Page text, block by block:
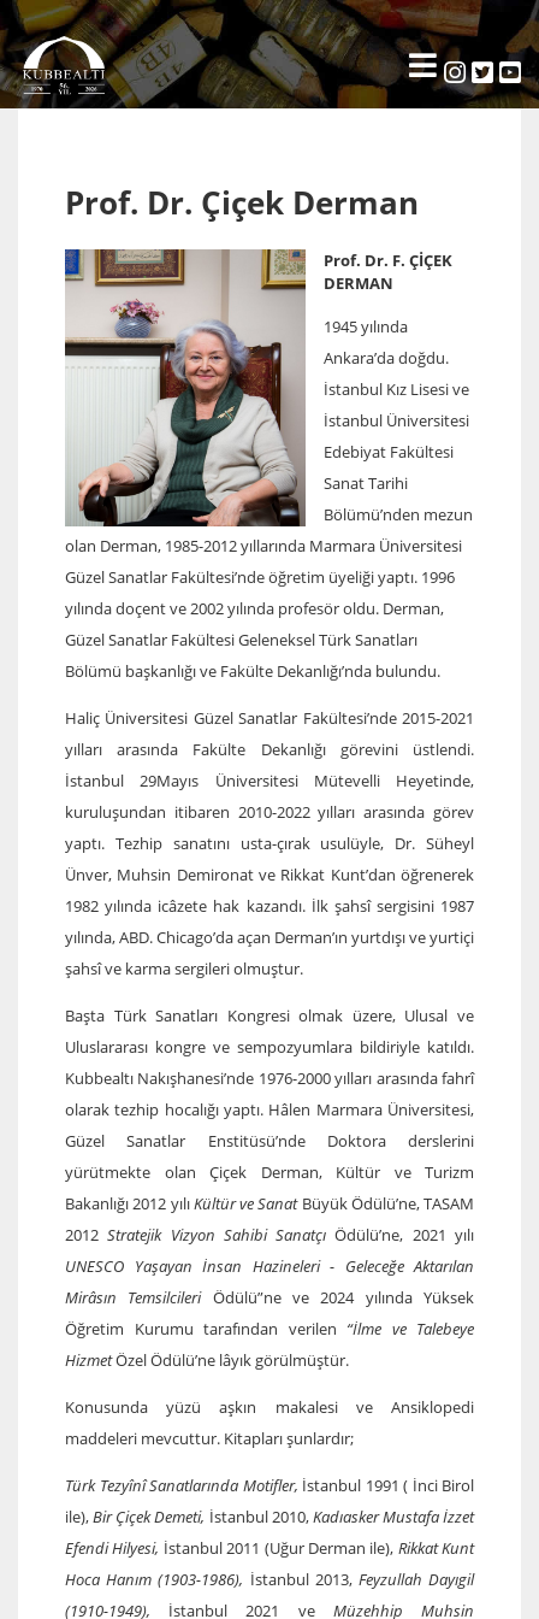
Prof. Dr. Çiçek Derman
Prof. Dr. F. ÇİÇEK
DERMAN
1945 yılında
Ankara’da doğdu.
İstanbul Kız Lisesi ve
İstanbul Üniversitesi
Edebiyat Fakültesi
Sanat Tarihi
Bölümü’nden mezun
olan Derman, 1985-2012 yıllarında Marmara Üniversitesi
Güzel Sanatlar Fakültesi’nde öğretim üyeliği yaptı. 1996
yılında doçent ve 2002 yılında profesör oldu. Derman,
Güzel Sanatlar Fakültesi Geleneksel Türk Sanatları
Bölümü başkanlığı ve Fakülte Dekanlığı’nda bulundu.
Haliç Üniversitesi Güzel Sanatlar Fakültesi’nde 2015-2021
yılları arasında Fakülte Dekanlığı görevini üstlendi.
İstanbul 29Mayıs Üniversitesi Mütevelli Heyetinde,
kuruluşundan itibaren 2010-2022 yılları arasında görev
yaptı. Tezhip sanatını usta-çırak usulüyle, Dr. Süheyl
Ünver, Muhsin Demironat ve Rikkat Kunt’dan öğrenerek
1982 yılında icâzete hak kazandı. İlk şahsî sergisini 1987
yılında, ABD. Chicago’da açan Derman’ın yurtdışı ve yurtiçi
şahsî ve karma sergileri olmuştur.
Başta Türk Sanatları Kongresi olmak üzere, Ulusal ve
Uluslararası kongre ve sempozyumlara bildiriyle katıldı.
Kubbealtı Nakışhanesi’nde 1976-2000 yılları arasında fahrî
olarak tezhip hocalığı yaptı. Hâlen Marmara Üniversitesi,
Güzel Sanatlar Enstitüsü’nde Doktora derslerini
yürütmekte olan Çiçek Derman, Kültür ve Turizm
Bakanlığı 2012 yılıKültür ve SanatBüyük Ödülü’ne, TASAM
2012Stratejik Vizyon Sahibi Sanatçı Ödülü’ne, 2021 yılı
UNESCO Yaşayan İnsan Hazineleri - Geleceğe Aktarılan
Mirâsın TemsilcileriÖdülü”ne ve 2024 yılında Yüksek
Öğretim Kurumu tarafından verilen “İlme ve Talebeye
HizmetÖzel Ödülü’ne lâyık görülmüştür.
Konusunda yüzü aşkın makalesi ve Ansiklopedi
maddeleri mevcuttur. Kitapları şunlardır;
Türk Tezyînî Sanatlarında Motifler, İstanbul 1991 ( İnci Birol
ile),Bir Çiçek Demeti, İstanbul 2010,Kadıasker Mustafa İzzet
Efendi Hilyesi, İstanbul 2011 (Uğur Derman ile), Rikkat Kunt
Hoca Hanım (1903-1986), İstanbul 2013, Feyzullah Dayıgil
(1910-1949), İstanbul 2021 ve Müzehhip Muhsin